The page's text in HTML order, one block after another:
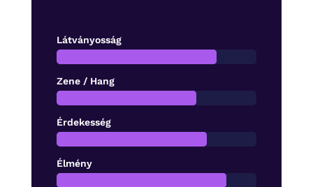
Látványosság
Zene / Hang
Érdekesség
Élmény